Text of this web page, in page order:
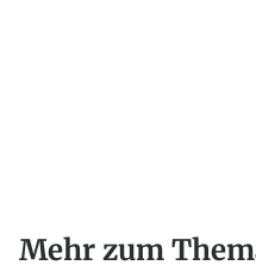
Mehr zum